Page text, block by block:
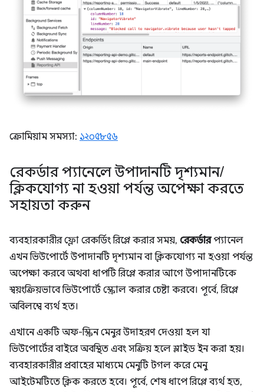
ক্রোমিয়াম সমস্যা: ১২০৫৮৫৬
রেকর্ডার প্যানেলে উপাদানটি দৃশ্যমান/
ক্লিকযোগ্য না হওয়া পর্যন্ত অপেক্ষা করতে
সহায়তা করুন
ব্যবহারকারীর ফ্লো রেকর্ডিং রিপ্লে করার সময়, রেকর্ডারপ্যানেল
এখন ভিউপোর্টে উপাদানটি দৃশ্যমান বা ক্লিকযোগ্য না হওয়া পর্যন্ত
অপেক্ষা করবে অথবা ধাপটি রিপ্লে করার আগে উপাদানটিকে
স্বয়ংক্রিয়ভাবে ভিউপোর্টে স্ক্রোল করার চেষ্টা করবে। পূর্বে, রিপ্লে
অবিলম্বে ব্যর্থ হত।
এখানে একটি অফ-স্ক্রিন মেনুর উদাহরণ দেওয়া হল যা
ভিউপোর্টের বাইরে অবস্থিত এবং সক্রিয় হলে স্লাইড ইন করা হয়।
ব্যবহারকারীর প্রবাহের মাধ্যমে মেনুটি টগল করে মেনু
আইটেমটিতে ক্লিক করতে হবে। পূর্বে, শেষ ধাপে রিপ্লে ব্যর্থ হত,